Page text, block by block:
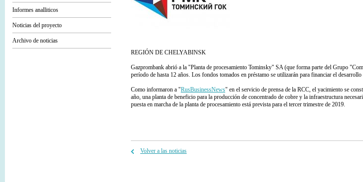
Informes analliticos
Noticias del proyecto
Archivo de noticias
REGIÓN DE CHELYABINSK
Gazprombank abrió a la "Planta de procesamiento Tominsky" SA (que forma parte del Grupo
período de hasta 12 años. Los fondos tomados en préstamo se utilizarán para financiar el
Como informaron a "RusBusinessNews" en el servicio de prensa de la RCC, el yacimiento se
año, una planta de beneficio para la producción de concentrado de cobre y la infraestructura
puesta en marcha de la planta de procesamiento está prevista para el tercer trimestre de 2019.
Volver a las noticias